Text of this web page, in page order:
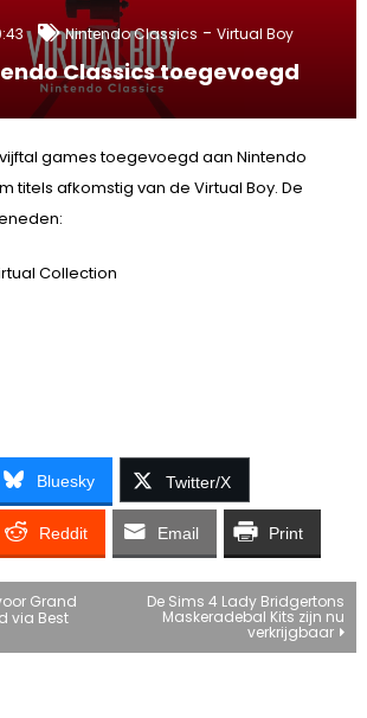
Nintendo Classics - Virtual Boy
Classics toegevoegd
games toegevoegd aan Nintendo
titels afkomstig van de Virtual Boy. De
Collection
Bluesky Twitter/X
Reddit Email Print
Grand
via Best
De Sims 4 Lady Bridgertons
Maskeradebal Kits zijn nu
verkrijgbaar